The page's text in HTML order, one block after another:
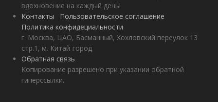
вдохновение на каждый день!
Контакты
Пользовательское соглашение
Политика конфидециальности
г. Москва, ЦАО, Басманный, Хохловский переулок 13
стр.1, м. Китай-город
Обратная связь
Копирование разрешено при указании обратной
гиперссылки.